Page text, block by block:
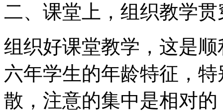
二、课堂上，组织教学
组织好课堂教学，这是
六年学生的年龄特征，
散，注意的集中是相对